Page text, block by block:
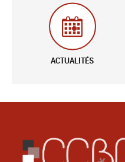
ACTUALITÉS